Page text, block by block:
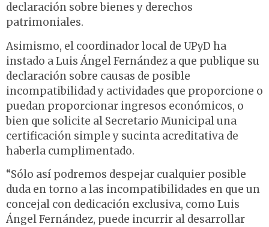
declaración sobre bienes y derechos
patrimoniales.
Asimismo, el coordinador local de UPyD ha
instado a Luis Ángel Fernández a que publique su
declaración sobre causas de posible
incompatibilidad y actividades que proporcione o
puedan proporcionar ingresos económicos, o
bien que solicite al Secretario Municipal una
certificación simple y sucinta acreditativa de
haberla cumplimentado.
“Sólo así podremos despejar cualquier posible
duda en torno a las incompatibilidades en que un
concejal con dedicación exclusiva, como Luis
Ángel Fernández, puede incurrir al desarrollar